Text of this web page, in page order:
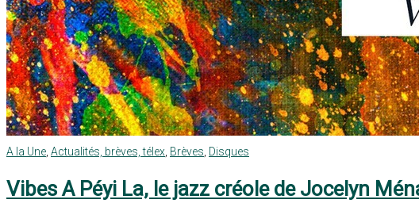
A la Une Actualités, brèves, télex Brèves Disques
Vibes A Péyi La, le jazz créole de Jocelyn